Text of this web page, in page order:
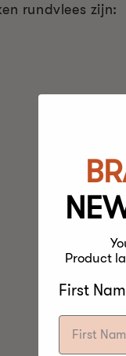
rundvlees zijn:
Product
First